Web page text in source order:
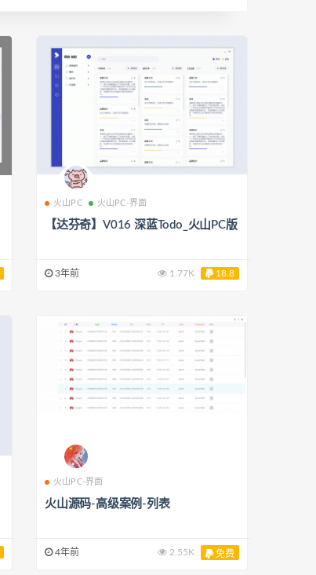
火山PC 火山PC-界面
【达芬奇】V016 深蓝Todo_火山PC版
3年前 1.77K 18.8
火山PC-界面
火山源码-高级案例-列表
4年前 2.55K 免费